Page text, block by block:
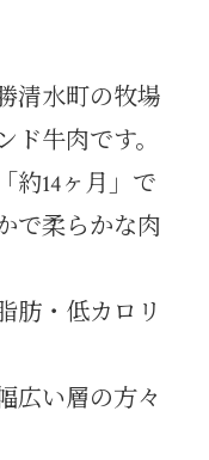
清水町の牧場
牛肉です。
約14ヶ月」で
で柔らかな肉
肪・低カロリ
広い層の方々